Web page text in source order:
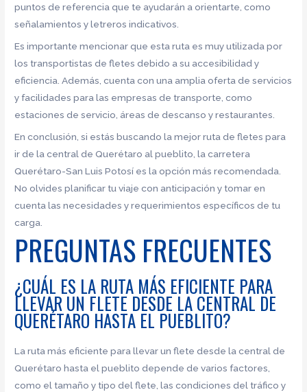
puntos de referencia que te ayudarán a orientarte, como
señalamientos y letreros indicativos.
Es importante mencionar que esta ruta es muy utilizada por
los transportistas de fletes debido a su accesibilidad y
eficiencia. Además, cuenta con una amplia oferta de servicios
y facilidades para las empresas de transporte, como
estaciones de servicio, áreas de descanso y restaurantes.
En conclusión, si estás buscando la mejor ruta de fletes para
ir de la central de Querétaro al pueblito, la carretera
Querétaro-San Luis Potosí es la opción más recomendada.
No olvides planificar tu viaje con anticipación y tomar en
cuenta las necesidades y requerimientos específicos de tu
carga.
PREGUNTAS FRECUENTES
¿CUÁL ES LA RUTA MÁS EFICIENTE PARA
LLEVAR UN FLETE DESDE LA CENTRAL DE
QUERÉTARO HASTA EL PUEBLITO?
La ruta más eficiente para llevar un flete desde la central de
Querétaro hasta el pueblito depende de varios factores,
como el tamaño y tipo del flete, las condiciones del tráfico y